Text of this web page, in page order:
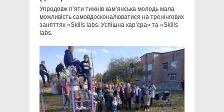
Упродовж пʼяти тижнів кам’янська молодь мала
можливість самовдосконалюватися на тренінгових
заняттях «Skills labs. Успішна кар’єра» та «Skills
labs.